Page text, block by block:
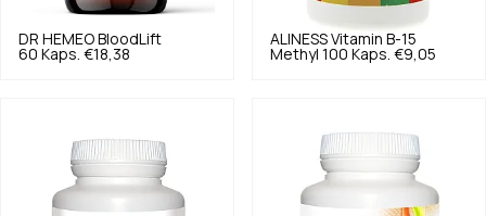
DR HEMEO BloodLift
60 Kaps. €18,38
ALINESS Vitamin B-15
Methyl 100 Kaps. €9,05